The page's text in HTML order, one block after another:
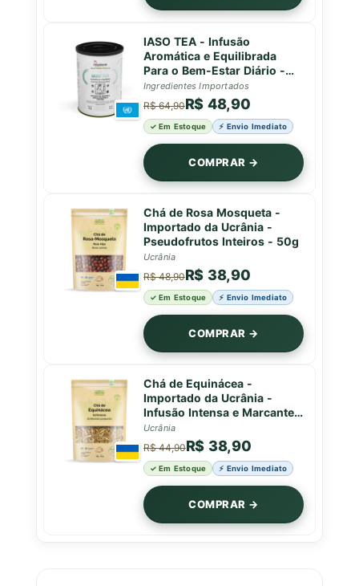
IASO TEA - Infusão
Aromática e Equilibrada
Para o Bem-Estar Diário -
Lata - 50g
Ingredientes Importados
R$ 64,90R$ 48,90
✓ Em Estoque ⚡ Envio Imediato
COMPRAR →
Chá de Rosa Mosqueta -
Importado da Ucrânia -
Pseudofrutos Inteiros - 50g
Ucrânia
R$ 48,90R$ 38,90
✓ Em Estoque ⚡ Envio Imediato
COMPRAR →
Chá de Equinácea -
Importado da Ucrânia -
Infusão Intensa e Marcante -
50g
Ucrânia
R$ 44,90R$ 38,90
✓ Em Estoque ⚡ Envio Imediato
COMPRAR →